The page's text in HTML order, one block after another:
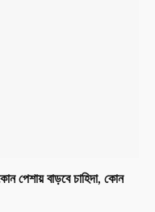
পেশায় বাড়বে চাহিদা, কোন